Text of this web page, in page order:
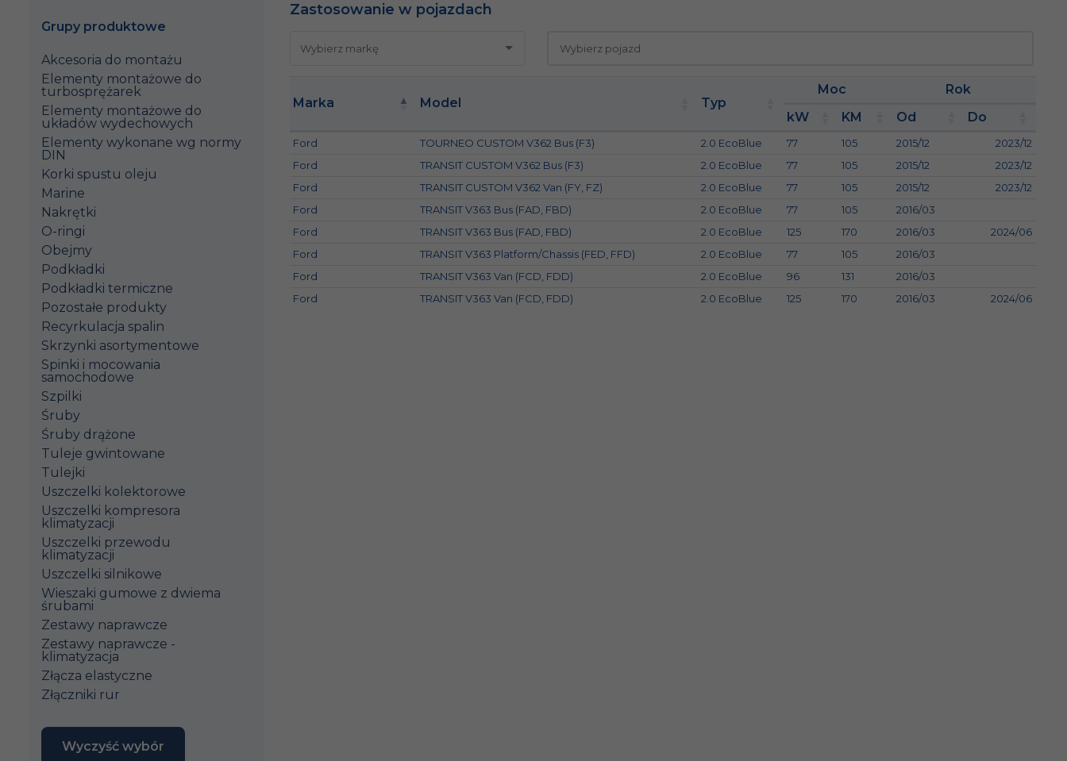
Grupy produktowe
Akcesoria do montażu
Elementy montażowe do
turbosprężarek
Elementy montażowe do
układów wydechowych
Elementy wykonane wg normy
DIN
Korki spustu oleju
Marine
Nakrętki
O-ringi
Obejmy
Podkładki
Podkładki termiczne
Pozostałe produkty
Recyrkulacja spalin
Skrzynki asortymentowe
Spinki i mocowania
samochodowe
Szpilki
Śruby
Śruby drążone
Tuleje gwintowane
Tulejki
Uszczelki kolektorowe
Uszczelki kompresora
klimatyzacji
Uszczelki przewodu
klimatyzacji
Uszczelki silnikowe
Wieszaki gumowe z dwiema
śrubami
Zestawy naprawcze
Zestawy naprawcze -
klimatyzacja
Złącza elastyczne
Złączniki rur
Wyczyść wybór
Zastosowanie w pojazdach
Marka Model Typ
Moc
Rok
kW
KM Od Do
Ford TOURNEO CUSTOM V362 Bus (F3) 2.0 EcoBlue 77 105 2015/12
2023/12
Ford
TRANSIT CUSTOM V362 Bus (F3) 2.0 EcoBlue 77 105 2015/12
2023/12
Ford
TRANSIT CUSTOM V362 Van (FY, FZ) 2.0 EcoBlue 77 105 2015/12
2023/12
Ford
TRANSIT V363 Bus (FAD, FBD) 2.0 EcoBlue 77 105
2016/03
Ford
TRANSIT V363 Bus (FAD, FBD) 2.0 EcoBlue 125 170 2016/03
2024/06
Ford
TRANSIT V363 Platform/Chassis (FED, FFD) 2.0 EcoBlue 77 105
2016/03
Ford
TRANSIT V363 Van (FCD, FDD) 2.0 EcoBlue 96 131
2016/03
Ford
TRANSIT V363 Van (FCD, FDD) 2.0 EcoBlue 125 170 2016/03 2024/06